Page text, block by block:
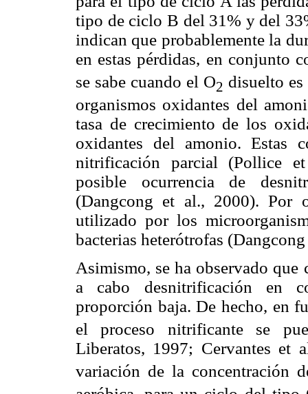
tipo de ciclo B del 31% y del
indican que probablemente la
en estas pérdidas, en conjunto
se sabe cuando el O2 disuelto
organismos oxidantes del
tasa de crecimiento de los
oxidantes del amonio. Estas
nitrificación parcial (Pollice
posible ocurrencia de
(Dangcong et al., 2000). Por
utilizado por los
bacterias heterótrofas
Asimismo, se ha observado que
a cabo desnitrificación en
proporción baja. De hecho, en
el proceso nitrificante se
Liberatos, 1997; Cervantes
variación de la concentración